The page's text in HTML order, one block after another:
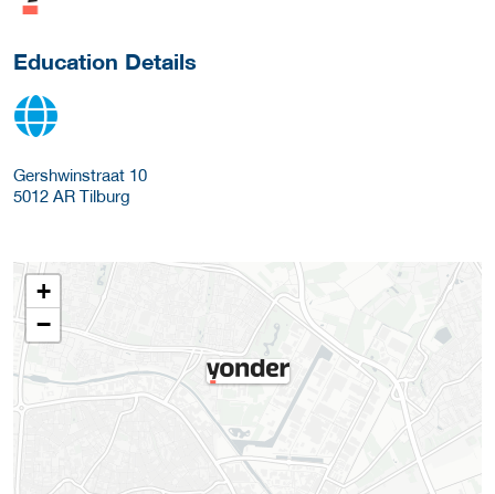
Education Details
Gershwinstraat 10
5012 AR Tilburg
+
−